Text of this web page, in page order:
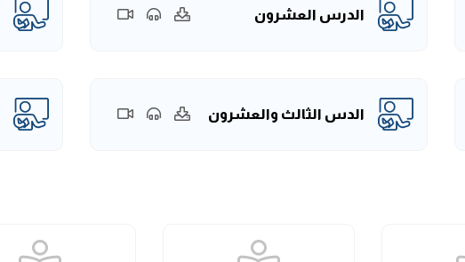
الدرس العشرون
الدس الثالث والعشرون